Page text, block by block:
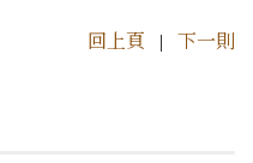
回上頁 | 下一則